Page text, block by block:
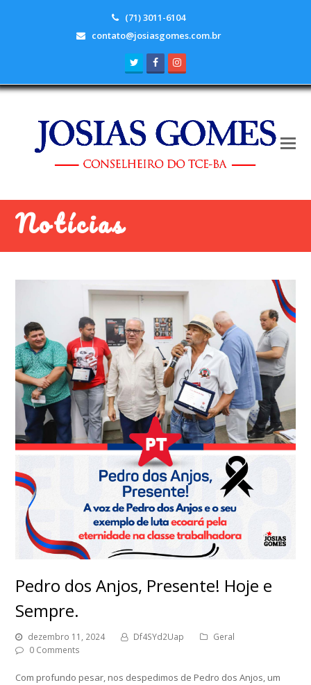
(71) 3011-6104
contato@josiasgomes.com.br
TwitterFacebook
Notícias
Pedro dos Anjos, Presente! Hoje e
Sempre.
dezembro 11, 2024 Df4SYd2Uap
Geral
0 Comments
Com profundo pesar, nos despedimos de Pedro dos Anjos, um